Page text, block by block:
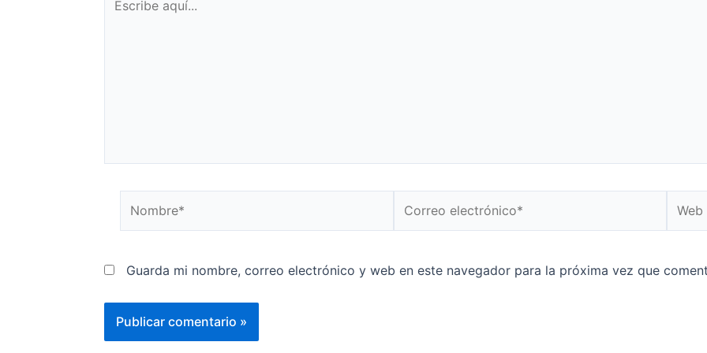
Guarda mi nombre, correo electrónico y web en este navegador para la próxima vez que